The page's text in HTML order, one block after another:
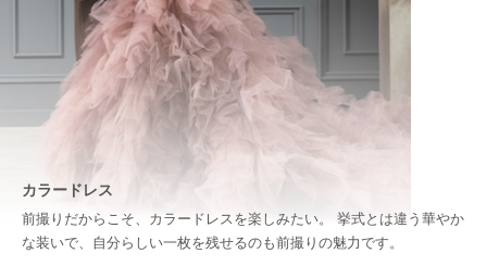
カラードレス
前撮りだからこそ、カラードレスを楽しみたい。 挙式とは違う華やか
な装いで、自分らしい一枚を残せるのも前撮りの魅力です。